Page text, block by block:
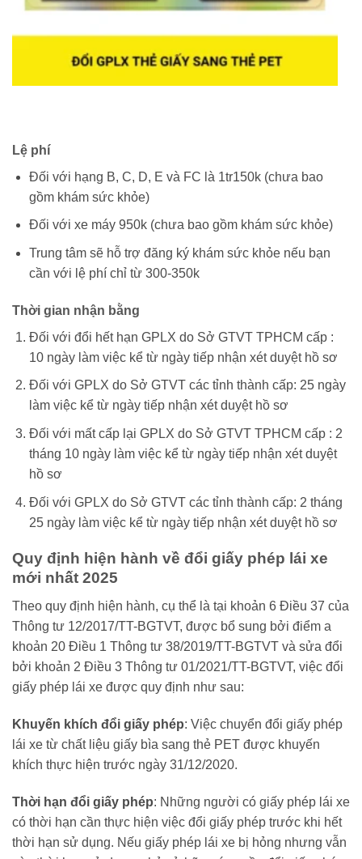
Lệ phí
Đối với hạng B, C, D, E và FC là 1tr150k (chưa bao
gồm khám sức khỏe)
Đối với xe máy 950k (chưa bao gồm khám sức khỏe)
Trung tâm sẽ hỗ trợ đăng ký khám sức khỏe nếu bạn
cần với lệ phí chỉ từ 300-350k
Thời gian nhận bằng
Đối với đổi hết hạn GPLX do Sở GTVT TPHCM cấp :
10 ngày làm việc kể từ ngày tiếp nhận xét duyệt hồ sơ
Đối với GPLX do Sở GTVT các tỉnh thành cấp: 25 ngày
làm việc kể từ ngày tiếp nhận xét duyệt hồ sơ
Đối với mất cấp lại GPLX do Sở GTVT TPHCM cấp : 2
tháng 10 ngày làm việc kể từ ngày tiếp nhận xét duyệt
hồ sơ
Đối với GPLX do Sở GTVT các tỉnh thành cấp: 2 tháng
25 ngày làm việc kể từ ngày tiếp nhận xét duyệt hồ sơ
Quy định hiện hành về đổi giấy phép lái xe
mới nhất 2025
Theo quy định hiện hành, cụ thể là tại khoản 6 Điều 37 của
Thông tư 12/2017/TT-BGTVT, được bổ sung bởi điểm a
khoản 20 Điều 1 Thông tư 38/2019/TT-BGTVT và sửa đổi
bởi khoản 2 Điều 3 Thông tư 01/2021/TT-BGTVT, việc đổi
giấy phép lái xe được quy định như sau:
Khuyến khích đổi giấy phép: Việc chuyển đổi giấy phép
lái xe từ chất liệu giấy bìa sang thẻ PET được khuyến
khích thực hiện trước ngày 31/12/2020.
Thời hạn đổi giấy phép: Những người có giấy phép lái xe
có thời hạn cần thực hiện việc đổi giấy phép trước khi hết
thời hạn sử dụng. Nếu giấy phép lái xe bị hỏng nhưng vẫn